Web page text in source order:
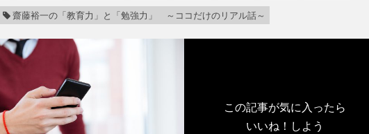
齋藤裕一の「教育力」と「勉強力」 ～ココだけのリアル話～
この記事が気に入ったら
いいね！しよう